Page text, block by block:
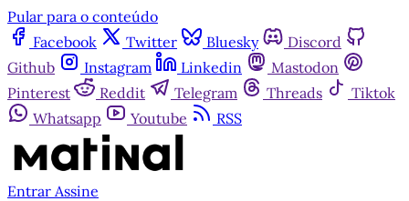
Pular para o conteúdo
Facebook
Twitter Bluesky
Discord
Github
Instagram Linkedin
Mastodon
Pinterest
Reddit Telegram Threads
Tiktok
Whatsapp
Youtube RSS
Entrar Assine